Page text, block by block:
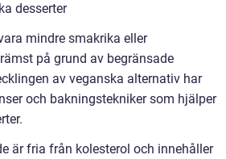
desserter
mindre smakrika eller
på grund av begränsade
av veganska alternativ har
och bakningstekniker som hjälper
är fria från kolesterol och innehåller